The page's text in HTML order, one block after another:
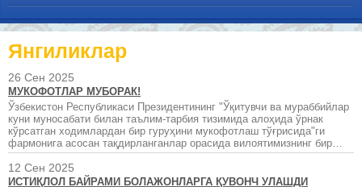
Янгиликлар
26 Сен 2025
МУКОФОТЛАР МУБОРАК!
Ўзбекистон Республикаси Президентининг "Ўқитувчи ва мураббийлар
куни муносабати билан таълим-тарбия тизимида алоҳида ўрнак
кўрсатган ходимлардан бир гуруҳини мукофотлаш тўғрисида"ги
фармонига асосан тақдирланганлар орасида вилоятимизнинг бир…
12 Сен 2025
ИСТИҚЛОЛ БАЙРАМИ БОЛАЖОНЛАРГА ҚУВОНЧ УЛАШДИ